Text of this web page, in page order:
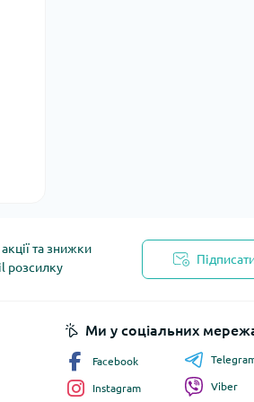
та знижки
розсилку
Ми у соціальних
Facebook
Instagram Viber